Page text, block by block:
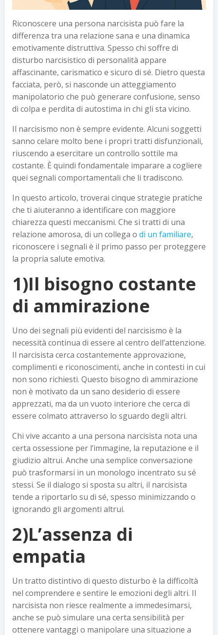
Riconoscere una persona narcisista può fare la
differenza tra una relazione sana e una dinamica
emotivamente distruttiva. Spesso chi soffre di
disturbo narcisistico di personalità appare
affascinante, carismatico e sicuro di sé. Dietro questa
facciata, però, si nasconde un atteggiamento
manipolatorio che può generare confusione, senso
di colpa e perdita di autostima in chi gli sta vicino.
Il narcisismo non è sempre evidente. Alcuni soggetti
sanno celare molto bene i propri tratti disfunzionali,
riuscendo a esercitare un controllo sottile ma
costante. È quindi fondamentale imparare a cogliere
quei segnali comportamentali che li tradiscono.
In questo articolo, troverai cinque strategie pratiche
che ti aiuteranno a identificare con maggiore
chiarezza questi meccanismi. Che si tratti di una
relazione amorosa, di un collega o di un familiare,
riconoscere i segnali è il primo passo per proteggere
la propria salute emotiva.
1)Il bisogno costante
di ammirazione
Uno dei segnali più evidenti del narcisismo è la
necessità continua di essere al centro dell’attenzione.
Il narcisista cerca costantemente approvazione,
complimenti e riconoscimenti, anche in contesti in cui
non sono richiesti. Questo bisogno di ammirazione
non è motivato da un sano desiderio di essere
apprezzati, ma da un vuoto interiore che cerca di
essere colmato attraverso lo sguardo degli altri.
Chi vive accanto a una persona narcisista nota una
certa ossessione per l’immagine, la reputazione e il
giudizio altrui. Anche una semplice conversazione
può trasformarsi in un monologo incentrato su sé
stessi. Se il dialogo si sposta su altri, il narcisista
tende a riportarlo su di sé, spesso minimizzando o
ignorando gli argomenti altrui.
2)L’assenza di
empatia
Un tratto distintivo di questo disturbo è la difficoltà
nel comprendere e sentire le emozioni degli altri. Il
narcisista non riesce realmente a immedesimarsi,
anche se può simulare una certa sensibilità per
ottenere vantaggi o manipolare una situazione a